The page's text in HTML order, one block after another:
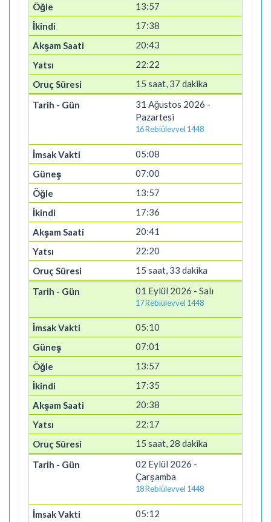
13:57
17:38
20:43
22:22
15 saat, 37 dakika
31 Ağustos 2026 -
Pazartesi
16 Rebiülevvel 1448
05:08
07:00
13:57
17:36
20:41
22:20
15 saat, 33 dakika
01 Eylül 2026 - Salı
17 Rebiülevvel 1448
05:10
07:01
13:57
17:35
20:38
22:17
15 saat, 28 dakika
02 Eylül 2026 -
Çarşamba
18 Rebiülevvel 1448
05:12